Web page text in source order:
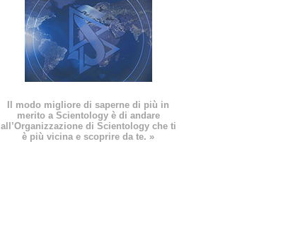
Il modo migliore di saperne di più in
merito a Scientology è di andare
all’Organizzazione di Scientology che ti
è più vicina e scoprire da te. »